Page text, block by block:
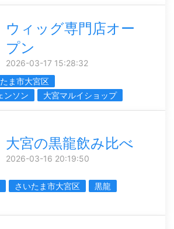
ウィッグ専門店オー
プン
2026-03-17 15:28:32
ま市大宮区
ンソン
大宮マルイショップ
大宮の黒龍飲み比べ
2026-03-16 20:19:50
さいたま市大宮区
黒龍